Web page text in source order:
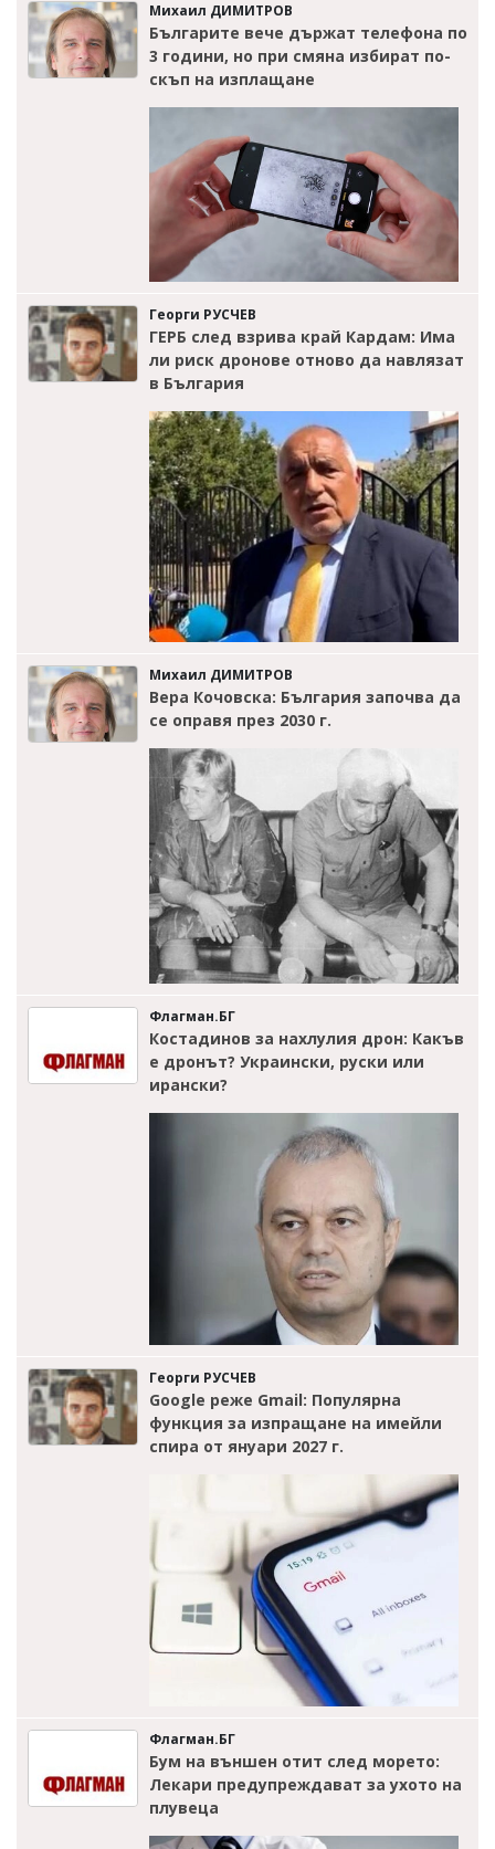
Михаил ДИМИТРОВ
Българите вече държат телефона по
3 години, но при смяна избират по-
скъп на изплащане
Георги РУСЧЕВ
ГЕРБ след взрива край Кардам: Има
ли риск дронове отново да навлязат
в България
Михаил ДИМИТРОВ
Вера Кочовска: България започва да
се оправя през 2030 г.
Флагман.БГ
Костадинов за нахлулия дрон: Какъв
е дронът? Украински, руски или
ирански?
Георги РУСЧЕВ
Google реже Gmail: Популярна
функция за изпращане на имейли
спира от януари 2027 г.
Флагман.БГ
Бум на външен отит след морето:
Лекари предупреждават за ухото на
плувеца